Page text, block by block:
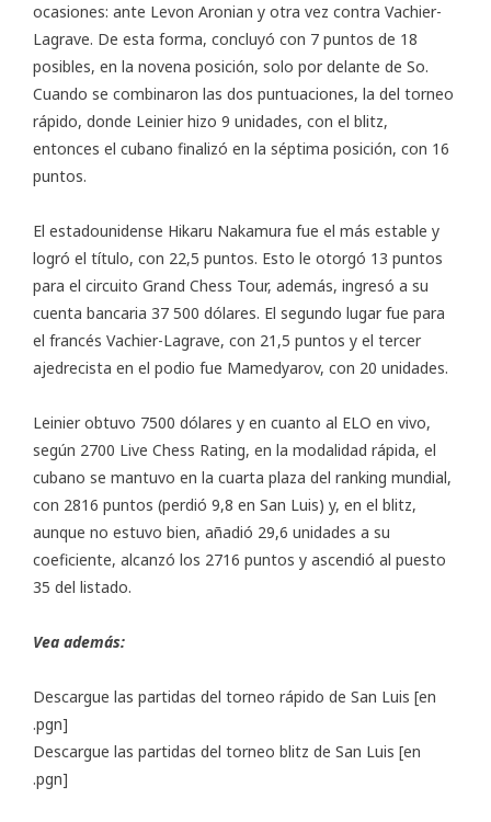
ocasiones: ante Levon Aronian y otra vez contra Vachier-
Lagrave. De esta forma, concluyó con 7 puntos de 18
posibles, en la novena posición, solo por delante de So.
Cuando se combinaron las dos puntuaciones, la del torneo
rápido, donde Leinier hizo 9 unidades, con el blitz,
entonces el cubano finalizó en la séptima posición, con 16
puntos.
El estadounidense Hikaru Nakamura fue el más estable y
logró el título, con 22,5 puntos. Esto le otorgó 13 puntos
para el circuito Grand Chess Tour, además, ingresó a su
cuenta bancaria 37 500 dólares. El segundo lugar fue para
el francés Vachier-Lagrave, con 21,5 puntos y el tercer
ajedrecista en el podio fue Mamedyarov, con 20 unidades.
Leinier obtuvo 7500 dólares y en cuanto al ELO en vivo,
según 2700 Live Chess Rating, en la modalidad rápida, el
cubano se mantuvo en la cuarta plaza del ranking mundial,
con 2816 puntos (perdió 9,8 en San Luis) y, en el blitz,
aunque no estuvo bien, añadió 29,6 unidades a su
coeficiente, alcanzó los 2716 puntos y ascendió al puesto
35 del listado.
Vea además:
Descargue las partidas del torneo rápido de San Luis [en
.pgn]
Descargue las partidas del torneo blitz de San Luis [en
.pgn]